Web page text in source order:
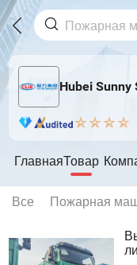
Hubei Sunny
ГлавнаяТовар
Все Пожарная